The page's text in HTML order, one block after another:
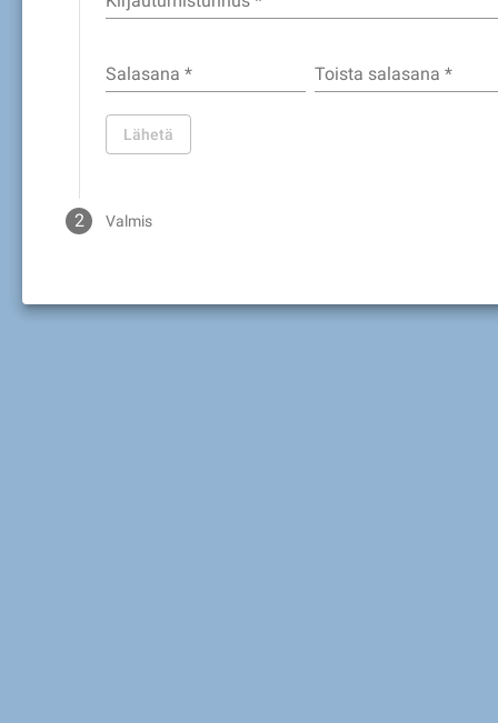
Salasana * Toista salasana *
Lähetä
2 Valmis